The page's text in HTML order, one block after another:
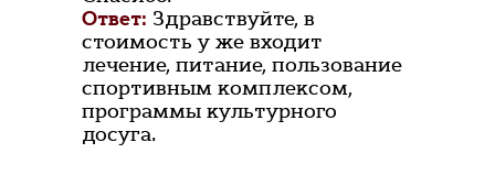
Ответ: Здравствуйте, в
стоимость у же входит
лечение, питание, пользование
спортивным комплексом,
программы культурного
досуга.